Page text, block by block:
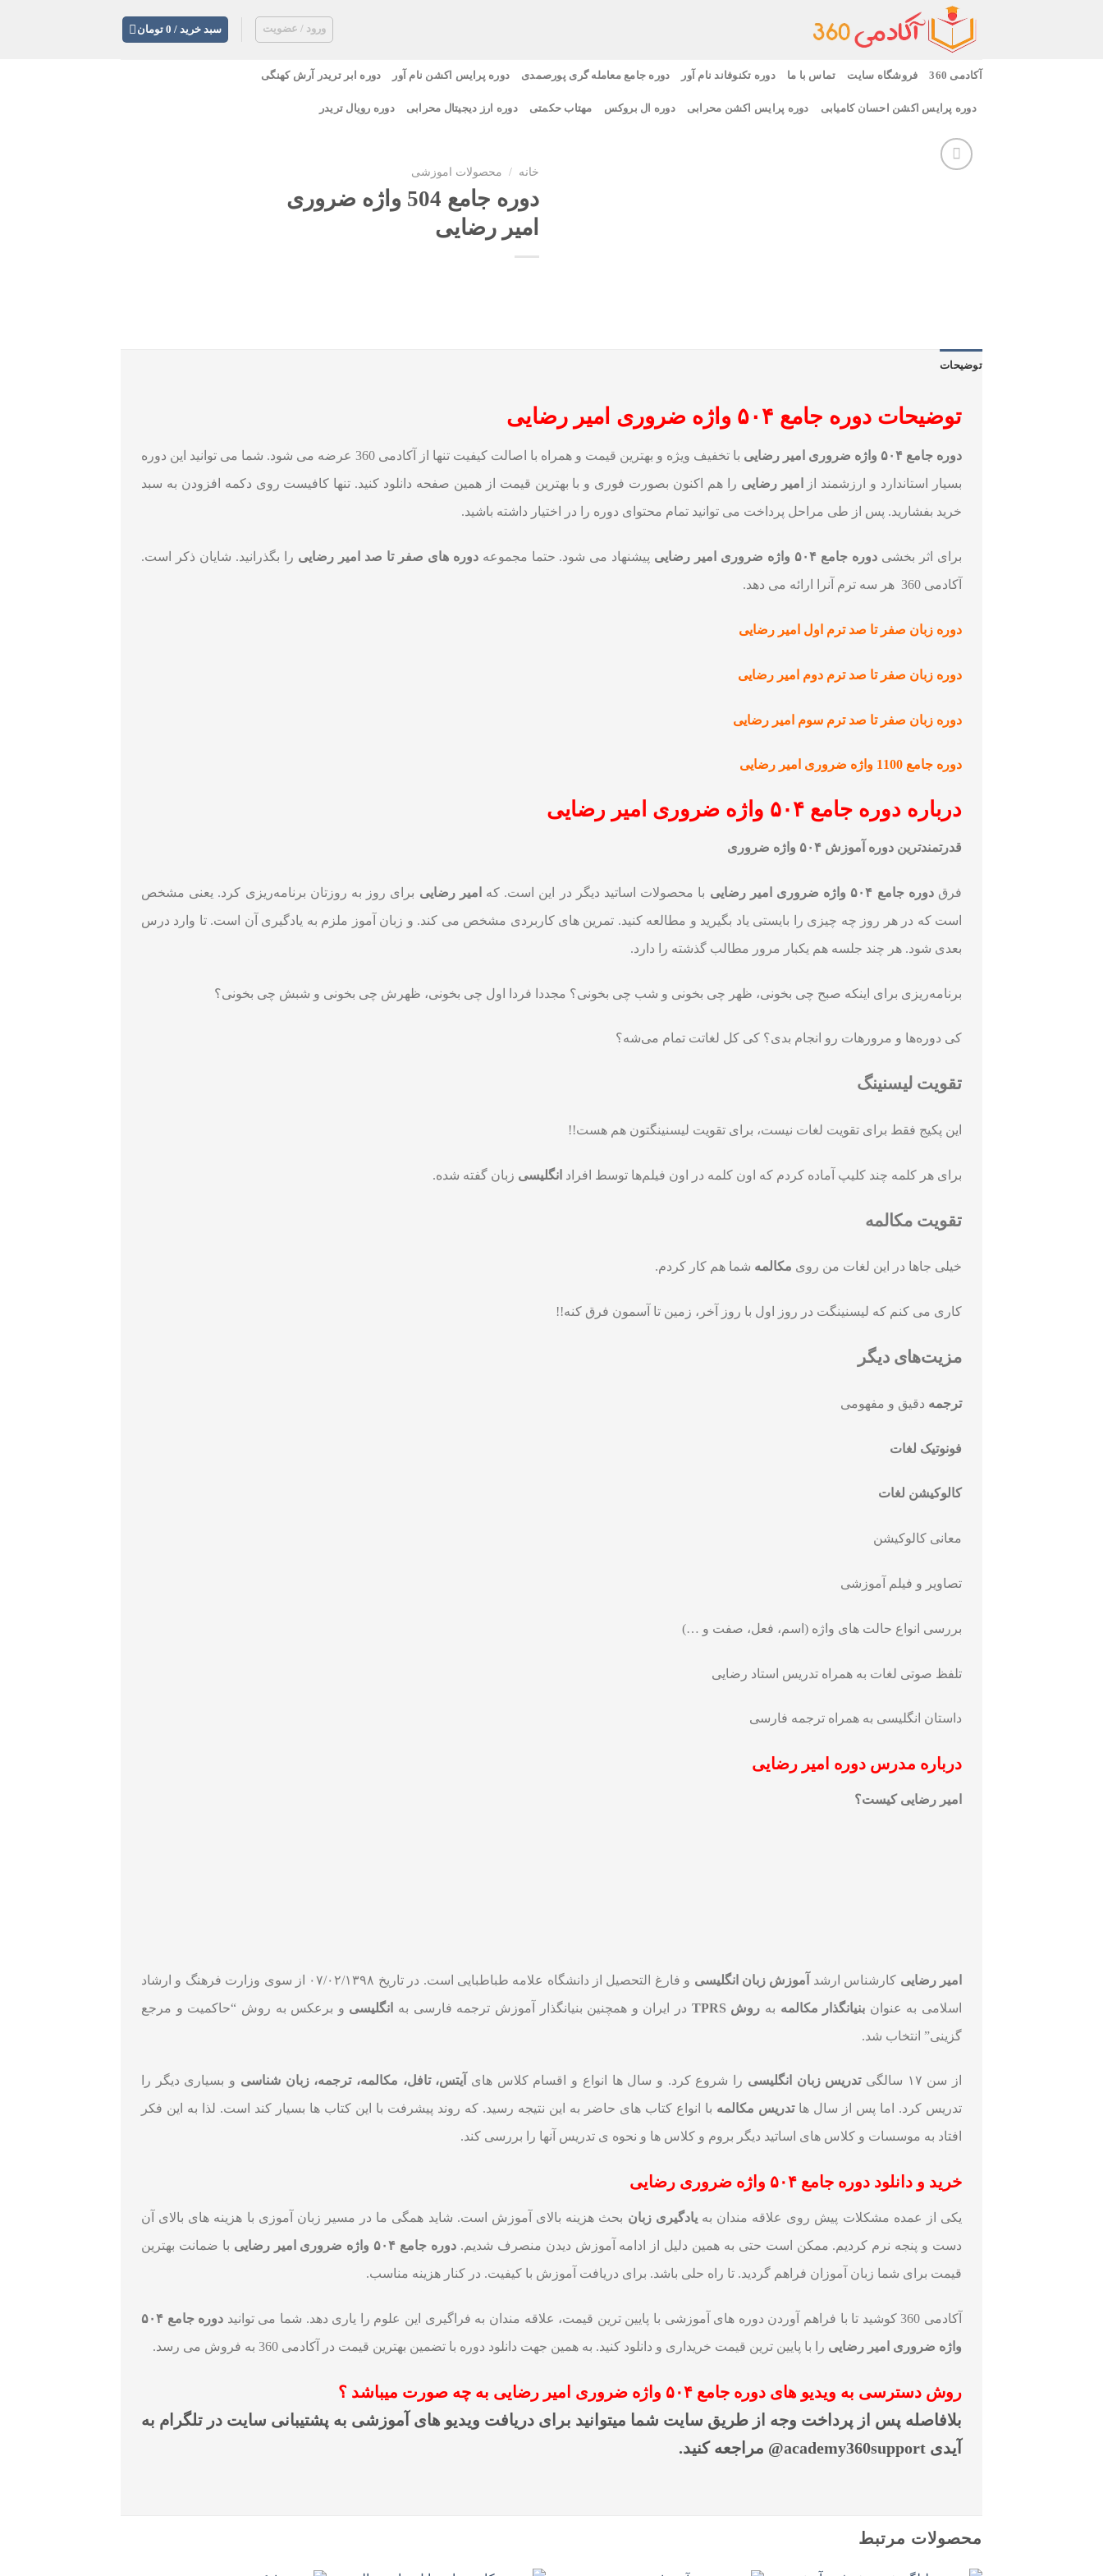
ورود / عضویت سبد خرید / 0 تومان
آکادمی 360 فروشگاه سایت تماس با ما دوره تکنوفاند نام آور دوره جامع معامله گری پورصمدی دوره پرایس اکشن نام آور دوره ابر تریدر آرش کهنگی
دوره پرایس اکشن احسان کامیابی دوره پرایس اکشن محرابی دوره ال بروکس مهتاب حکمتی دوره ارز دیجیتال محرابی دوره رویال تریدر
خانه / محصولات اموزشی
دوره جامع 504 واژه ضروری
امیر رضایی
توضیحات
توضیحات دوره جامع ۵۰۴ واژه ضروری امیر رضایی
دوره جامع ۵۰۴ واژه ضروری امیر رضایی
با تخفیف ویژه و بهترین قیمت و همراه با اصالت کیفیت تنها از آکادمی 360 عرضه می شود. شما می توانید این دوره
بسیار استاندارد و ارزشمند از
امیر رضایی را هم اکنون بصورت فوری و با بهترین قیمت از همین صفحه دانلود کنید. تنها کافیست روی دکمه افزودن به سبد
خرید بفشارید. پس از طی مراحل پرداخت می توانید تمام محتوای دوره را در اختیار داشته باشید.
برای اثر بخشی دوره جامع ۵۰۴ واژه ضروری امیر رضایی پیشنهاد می شود. حتما مجموعهدوره های صفر تا صد امیر رضایی را بگذرانید. شایان ذکر است.
آکادمی 360 هر سه ترم آنرا ارائه می دهد.
دوره زبان صفر تا صد ترم اول امیر رضایی
دوره زبان صفر تا صد ترم دوم امیر رضایی
دوره زبان صفر تا صد ترم سوم امیر رضایی
دوره جامع 1100 واژه ضروری امیر رضایی
درباره دوره جامع ۵۰۴ واژه ضروری امیر رضایی
قدرتمندترین دوره آموزش ۵۰۴ واژه ضروری
فرقدوره جامع ۵۰۴ واژه ضروری امیر رضایی با محصولات اساتید دیگر در این است. که امیر رضایی برای روز به روزتان برنامه‌ریزی کرد. یعنی مشخص
است که در هر روز چه چیزی را بایستی یاد بگیرید و مطالعه کنید. تمرین های کاربردی مشخص می کند. و زبان آموز ملزم به یادگیری آن است. تا وارد درس
بعدی شود. هر چند جلسه هم یکبار مرور مطالب گذشته را دارد.
برنامه‌ریزی برای اینکه صبح چی بخونی، ظهر چی بخونی و شب چی بخونی؟ مجددا فردا اول چی بخونی، ظهرش چی بخونی و شبش چی بخونی؟
کی دوره‌ها و مرورهات رو انجام بدی؟ کی کل لغاتت تمام می‌شه؟
تقویت لیسنینگ
این پکیج فقط برای تقویت لغات نیست، برای تقویت لیسنینگتون هم هست!!
برای هر کلمه چند کلیپ آماده کردم که اون کلمه در اون فیلم‌ها توسط افراد انگلیسی زبان گفته شده.
تقویت مکالمه
خیلی جاها در این لغات من روی مکالمه شما هم کار کردم.
کاری می کنم که لیسنینگت در روز اول با روز آخر، زمین تا آسمون فرق کنه!!
مزیت‌های دیگر
ترجمه دقیق و مفهومی
فونوتیک لغات
کالوکیشن لغات
معانی کالوکیشن
تصاویر و فیلم آموزشی
بررسی انواع حالت های واژه (اسم، فعل، صفت و …)
تلفظ صوتی لغات به همراه تدریس استاد رضایی
داستان انگلیسی به همراه ترجمه فارسی
درباره مدرس دوره امیر رضایی
امیر رضایی کیست؟
امیر رضایی کارشناس ارشد آموزش زبان انگلیسی
و فارغ التحصیل از دانشگاه علامه طباطبایی است. در تاریخ ۰۷/۰۲/۱۳۹۸ از سوی وزارت فرهنگ و ارشاد
اسلامی به عنوان بنیانگذار مکالمه به روش TPRS در ایران و همچنین بنیانگذار آموزش ترجمه فارسی به انگلیسی و برعکس به روش “حاکمیت و مرجع
گزینی” انتخاب شد.
از سن ۱۷ سالگی تدریس زبان انگلیسی را شروع کرد. و سال ها انواع و اقسام کلاس های آیتس، تافل، مکالمه، ترجمه، زبان شناسی و بسیاری دیگر را
تدریس کرد. اما پس از سال ها تدریس مکالمه با انواع کتاب های حاضر به این نتیجه رسید. که روند پیشرفت با این کتاب ها بسیار کند است. لذا به این فکر
افتاد به موسسات و کلاس های اساتید دیگر بروم و کلاس ها و نحوه ی تدریس آنها را بررسی کند.
خرید و دانلود دوره جامع ۵۰۴ واژه ضروری رضایی
یکی از عمده مشکلات پیش روی علاقه مندان بهیادگیری زبان بحث هزینه بالای آموزش است. شاید همگی ما در مسیر زبان آموزی با هزینه های بالای آن
دست و پنجه نرم کردیم. ممکن است حتی به همین دلیل از ادامه آموزش دیدن منصرف شدیم.دوره جامع ۵۰۴ واژه ضروری امیر رضایی
با ضمانت بهترین
قیمت برای شما زبان آموزان فراهم گردید. تا راه حلی باشد. برای دریافت آموزش با کیفیت. در کنار هزینه مناسب.
آکادمی 360 کوشید تا با فراهم آوردن دوره های آموزشی با پایین ترین قیمت، علاقه مندان به فراگیری این علوم را یاری دهد. شما می توانید
دوره جامع ۵۰۴
واژه ضروری امیر رضایی را با پایین ترین قیمت خریداری و دانلود کنید. به همین جهت دانلود دوره با تضمین بهترین قیمت در آکادمی 360 به فروش می رسد.
روش دسترسی به ویدیو های دوره جامع ۵۰۴ واژه ضروری امیر رضایی
به چه صورت میباشد ؟
بلافاصله پس از پرداخت وجه از طریق سایت شما میتوانید برای دریافت ویدیو های آموزشی به پشتیبانی سایت در تلگرام به
آیدی academy360support@ مراجعه کنید.
محصولات مرتبط